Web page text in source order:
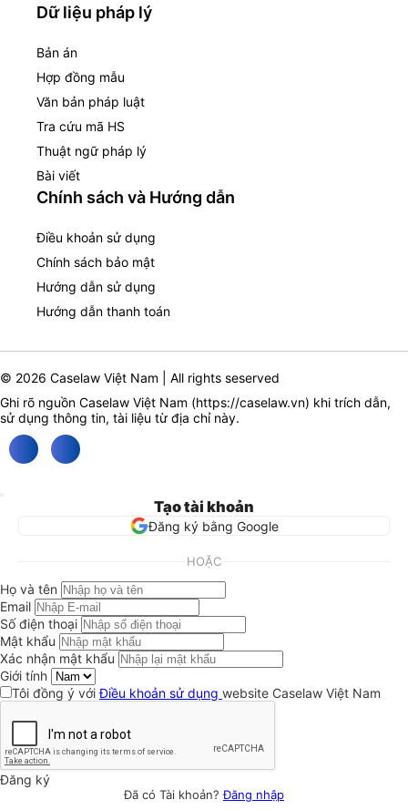
Dữ liệu pháp lý
Bản án
Hợp đồng mẫu
Văn bản pháp luật
Tra cứu mã HS
Thuật ngữ pháp lý
Bài viết
Chính sách và Hướng dẫn
Điều khoản sử dụng
Chính sách bảo mật
Hướng dẫn sử dụng
Hướng dẫn thanh toán
© 2026 Caselaw Việt Nam | All rights seserved
Ghi rõ nguồn Caselaw Việt Nam (https://caselaw.vn) khi trích dẫn,
sử dụng thông tin, tài liệu từ địa chỉ này.
Tạo tài khoản
Đăng ký bằng Google
HOẶC
Họ và tên
Email
Số điện thoại
Mật khẩu
Xác nhận mật khẩu
Giới tính
Tôi đồng ý vớiĐiều khoản sử dụng website Caselaw Việt Nam
Đăng ký
Đã có Tài khoản?Đăng nhập